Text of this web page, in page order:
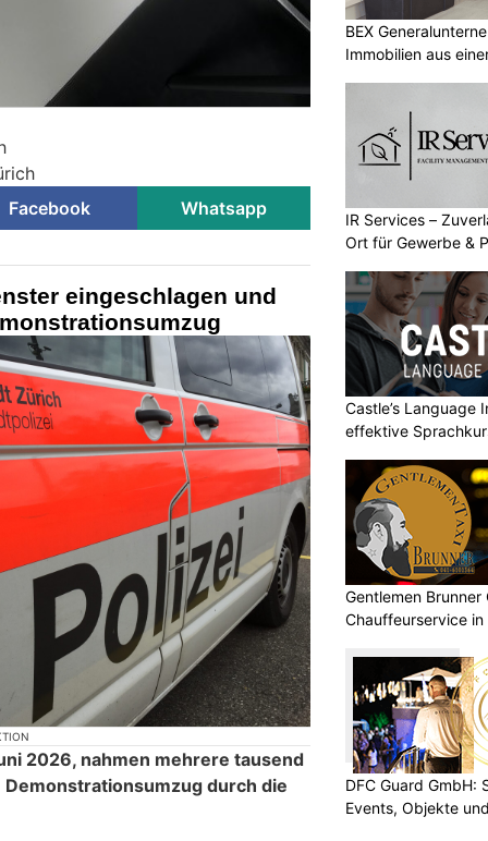
Facebook
Whatsapp
eingeschlagen und
2026, nahmen mehrere tausend
durch die
BEX
Immobilien aus
IR Services –
Ort für Gewerbe &
Castle’s Language
effektive
Gentlemen
Chauffeurservice
DFC Guard GmbH:
Events, Objekte